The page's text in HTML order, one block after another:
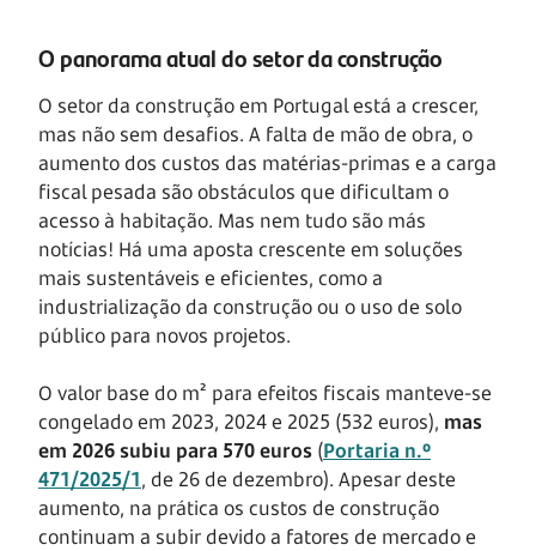
O panorama atual do setor da construção
O setor da construção em Portugal está a crescer,
mas não sem desafios. A falta de mão de obra, o
aumento dos custos das matérias-primas e a carga
fiscal pesada são obstáculos que dificultam o
acesso à habitação. Mas nem tudo são más
notícias! Há uma aposta crescente em soluções
mais sustentáveis e eficientes, como a
industrialização da construção ou o uso de solo
público para novos projetos.
O valor base do m² para efeitos fiscais manteve-se
congelado em 2023, 2024 e 2025 (532 euros), mas
em 2026 subiu para 570 euros (Portaria n.º
471/2025/1, de 26 de dezembro). Apesar deste
aumento, na prática os custos de construção
continuam a subir devido a fatores de mercado e